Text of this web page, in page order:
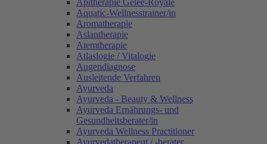
Apitherapie Gelee-Royale
Aquatic-Wellnesstrainer/in
Aromatherapie
Aslantherapie
Atemtherapie
Atlaslogie / Vitalogie
Augendiagnose
Ausleitende Verfahren
Ayurveda
Ayurveda - Beauty & Wellness
Ayurveda Ernährungs- und
Gesundheitsberater/in
Ayurveda Wellness Practitioner
Ayurvedatherapeut / -berater